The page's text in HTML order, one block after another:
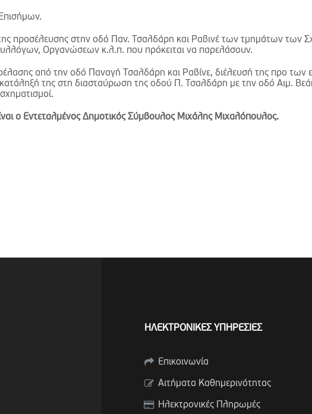
προσέλευσης στην οδό Παν. Τσαλδάρη και Ραβινέ των τμημάτων των
Οργανώσεων κ.λ.π. που πρόκειται να παρελάσουν.
από την οδό Παναγή Τσαλδάρη και Ραβίνε, διέλευσή της προ των
κατάληξή της στη διασταύρωση της οδού Π. Τσαλδάρη με την οδό Αιμ.
ο Εντεταλμένος Δημοτικός Σύμβουλος Μιχάλης Μιχαλόπουλος.
ΗΛΕΚΤΡΟΝΙΚΕΣ ΥΠΗΡΕΣΙΕΣ
Επικοινωνία
Αιτήματα Καθημερινότητας
Ηλεκτρονικές Πληρωμές